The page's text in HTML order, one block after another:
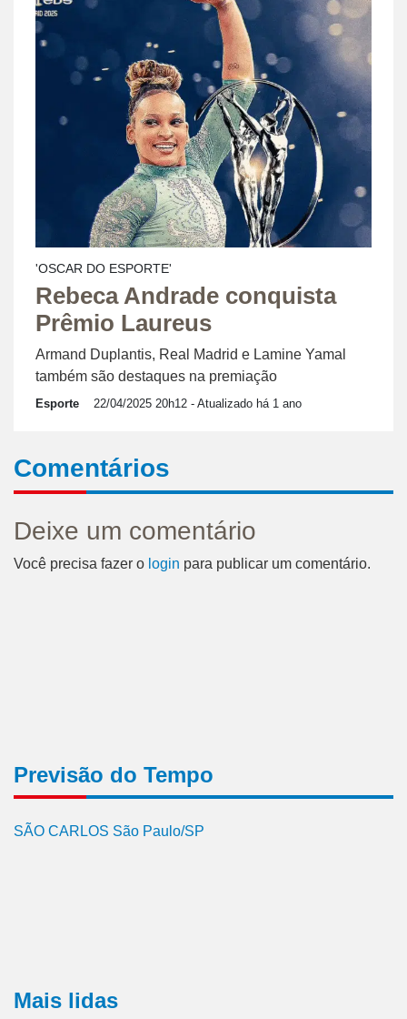
'OSCAR DO ESPORTE'
Rebeca Andrade conquista
Prêmio Laureus
Armand Duplantis, Real Madrid e Lamine Yamal
também são destaques na premiação
Esporte 22/04/2025 20h12 - Atualizado há 1 ano
Comentários
Deixe um comentário
Você precisa fazer o login para publicar um comentário.
Previsão do Tempo
SÃO CARLOS São Paulo/SP
Mais lidas